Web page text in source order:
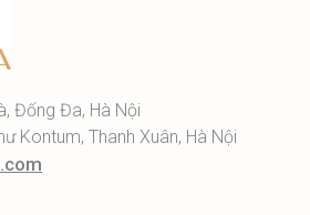
Đống Đa, Hà Nội
Kontum, Thanh Xuân, Hà Nội